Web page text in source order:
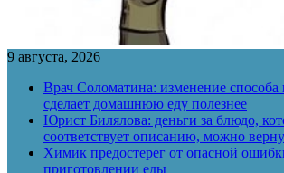
9 августа, 2026
Врач Соломатина: изменение способа
сделает домашнюю еду полезнее
Юрист Билялова: деньги за блюдо,
соответствует описанию, можно
Химик предостерег от опасной
приготовлении еды